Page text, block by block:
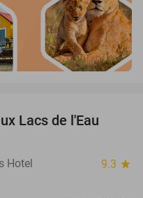
Lacs de l'Eau
Hotel 9.3 star